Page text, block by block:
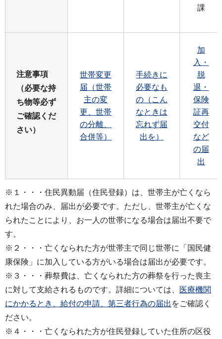
課
注意事項
（必要な持
ち物等必ず
ご確認くだ
さい）
世帯変更
届（世帯
主の変
更、世帯
の分離、
合併等）
手続きに
必要なも
の（こん
なときは
忘れず届
出を）
加
入・
脱
退・
保険
証再
交付
など
の届
出
※１・・・住民異動届（住民登録）は、世帯主が亡くなら
れた場合のみ、届出が必要です。ただし、世帯主が亡くな
られたことにより、お一人の世帯になる場合は届出不要で
す。
※２・・・亡くなられた方が世帯主で同じ世帯に「国民健
康保険」に加入している方がいる場合は届出が必要です。
※３・・・葬祭費は、亡くなられた方の葬祭を行った喪主
に対して支給されるものです。詳細については、
医療機関
にかかるとき、給付の申請、第三者行為の届出 をご確認く
ださい。
※４・・・亡くなられた方が住民登録していた住所の区役